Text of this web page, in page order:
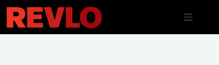
para
conteúdo